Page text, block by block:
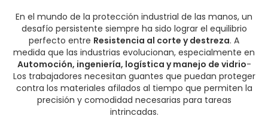
En el mundo de la protección industrial de las manos, un
desafío persistente siempre ha sido lograr el equilibrio
perfecto entre Resistencia al corte y destreza. A
medida que las industrias evolucionan, especialmente en
Automoción, ingeniería, logística y manejo de vidrio-
Los trabajadores necesitan guantes que puedan proteger
contra los materiales afilados al tiempo que permiten la
precisión y comodidad necesarias para tareas
intrincadas.